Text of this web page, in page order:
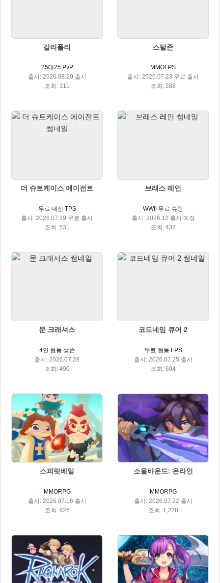
갈리폴리
25대25 PvP
출시: 2026.08.20 출시
조회: 311
스탈존
MMOFPS
출시: 2026.07.23 무료 출시
조회: 588
더 슈트케이스 에이전트
무료 대전 TPS
출시: 2026.07.19 무료 출시
조회: 531
브래스 레인
WWII 무료 슈팅
출시: 2026.12 출시 예정
조회: 437
문 크래셔스
4인 협동 생존
출시: 2026.07.28
조회: 490
코드네임 큐어 2
무료 협동 FPS
출시: 2026.07.25 출시
조회: 604
스피릿베일
MMORPG
출시: 2026.07.16 출시
조회: 926
소울바운드: 온라인
MMORPG
출시: 2026.07.22 출시
조회: 1,228